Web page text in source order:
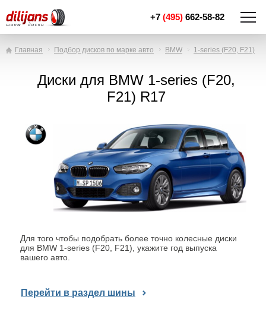
+7 (495) 662-58-82
Главная Подбор дисков по марке авто BMW 1-series (F20, F21)
Диски для BMW 1-series (F20,
F21) R17
Для того чтобы подобрать более точно колесные диски
для BMW 1-series (F20, F21), укажите год выпуска
вашего авто.
Перейти в раздел шины